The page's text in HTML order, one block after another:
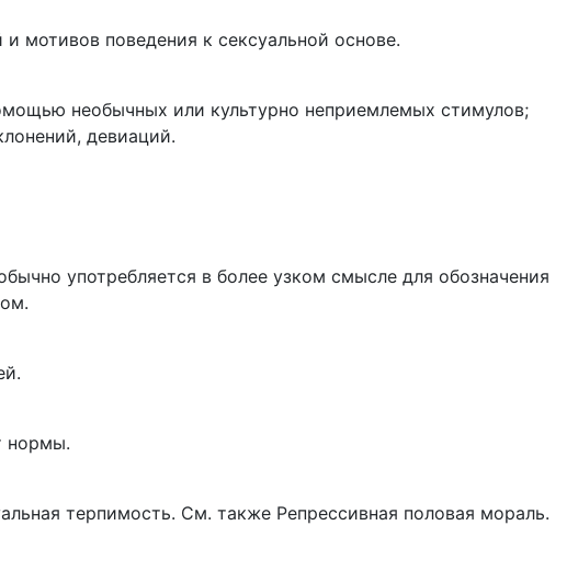
мотивов поведения к сексуальной основе.
необычных или культурно неприемлемых стимулов;
девиаций.
употребляется в более узком смысле для обозначения
нормы.
терпимость. См. также Репрессивная половая мораль.